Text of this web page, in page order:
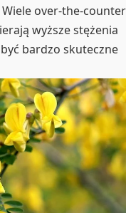
over-the-counter
wyższe stężenia
bardzo skuteczne